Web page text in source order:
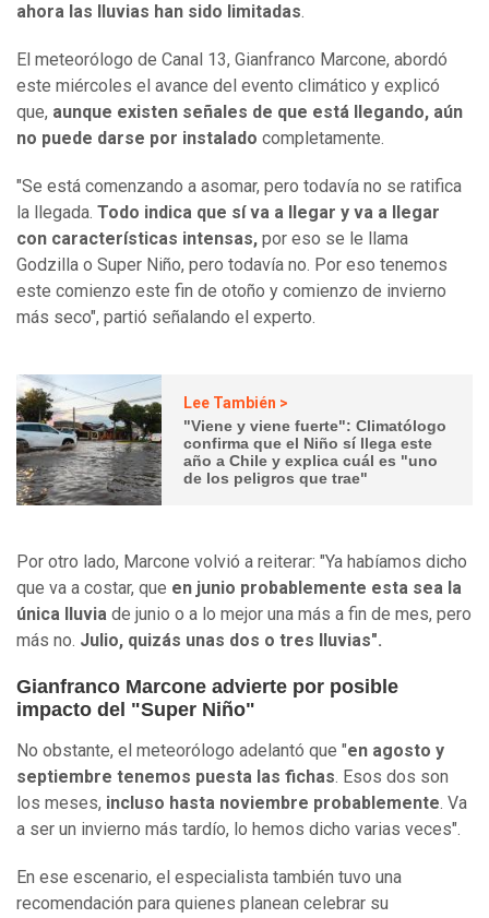
ahora las lluvias han sido limitadas.
El meteorólogo de Canal 13, Gianfranco Marcone, abordó
este miércoles el avance del evento climático y explicó
que, aunque existen señales de que está llegando, aún
no puede darse por instalado completamente.
"Se está comenzando a asomar, pero todavía no se ratifica
la llegada. Todo indica que sí va a llegar y va a llegar
con características intensas, por eso se le llama
Godzilla o Super Niño, pero todavía no. Por eso tenemos
este comienzo este fin de otoño y comienzo de invierno
más seco", partió señalando el experto.
Lee También >
"Viene y viene fuerte": Climatólogo
confirma que el Niño sí llega este
año a Chile y explica cuál es "uno
de los peligros que trae"
Por otro lado, Marcone volvió a reiterar: "Ya habíamos dicho
que va a costar, que en junio probablemente esta sea la
única lluvia de junio o a lo mejor una más a fin de mes, pero
más no. Julio, quizás unas dos o tres lluvias".
Gianfranco Marcone advierte por posible
impacto del "Super Niño"
No obstante, el meteorólogo adelantó que "en agosto y
septiembre tenemos puesta las fichas. Esos dos son
los meses, incluso hasta noviembre probablemente. Va
a ser un invierno más tardío, lo hemos dicho varias veces".
En ese escenario, el especialista también tuvo una
recomendación para quienes planean celebrar su